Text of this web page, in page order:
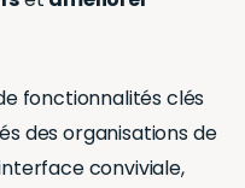
fonctionnalités clés
des organisations de
conviviale,